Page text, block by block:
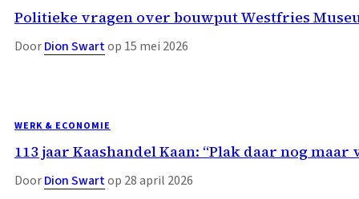
Politieke vragen over bouwput Westfries
DoorDion Swartop 15 mei 2026
WERK & ECONOMIE
113 jaar Kaashandel Kaan: “Plak daar nog
DoorDion Swartop 28 april 2026